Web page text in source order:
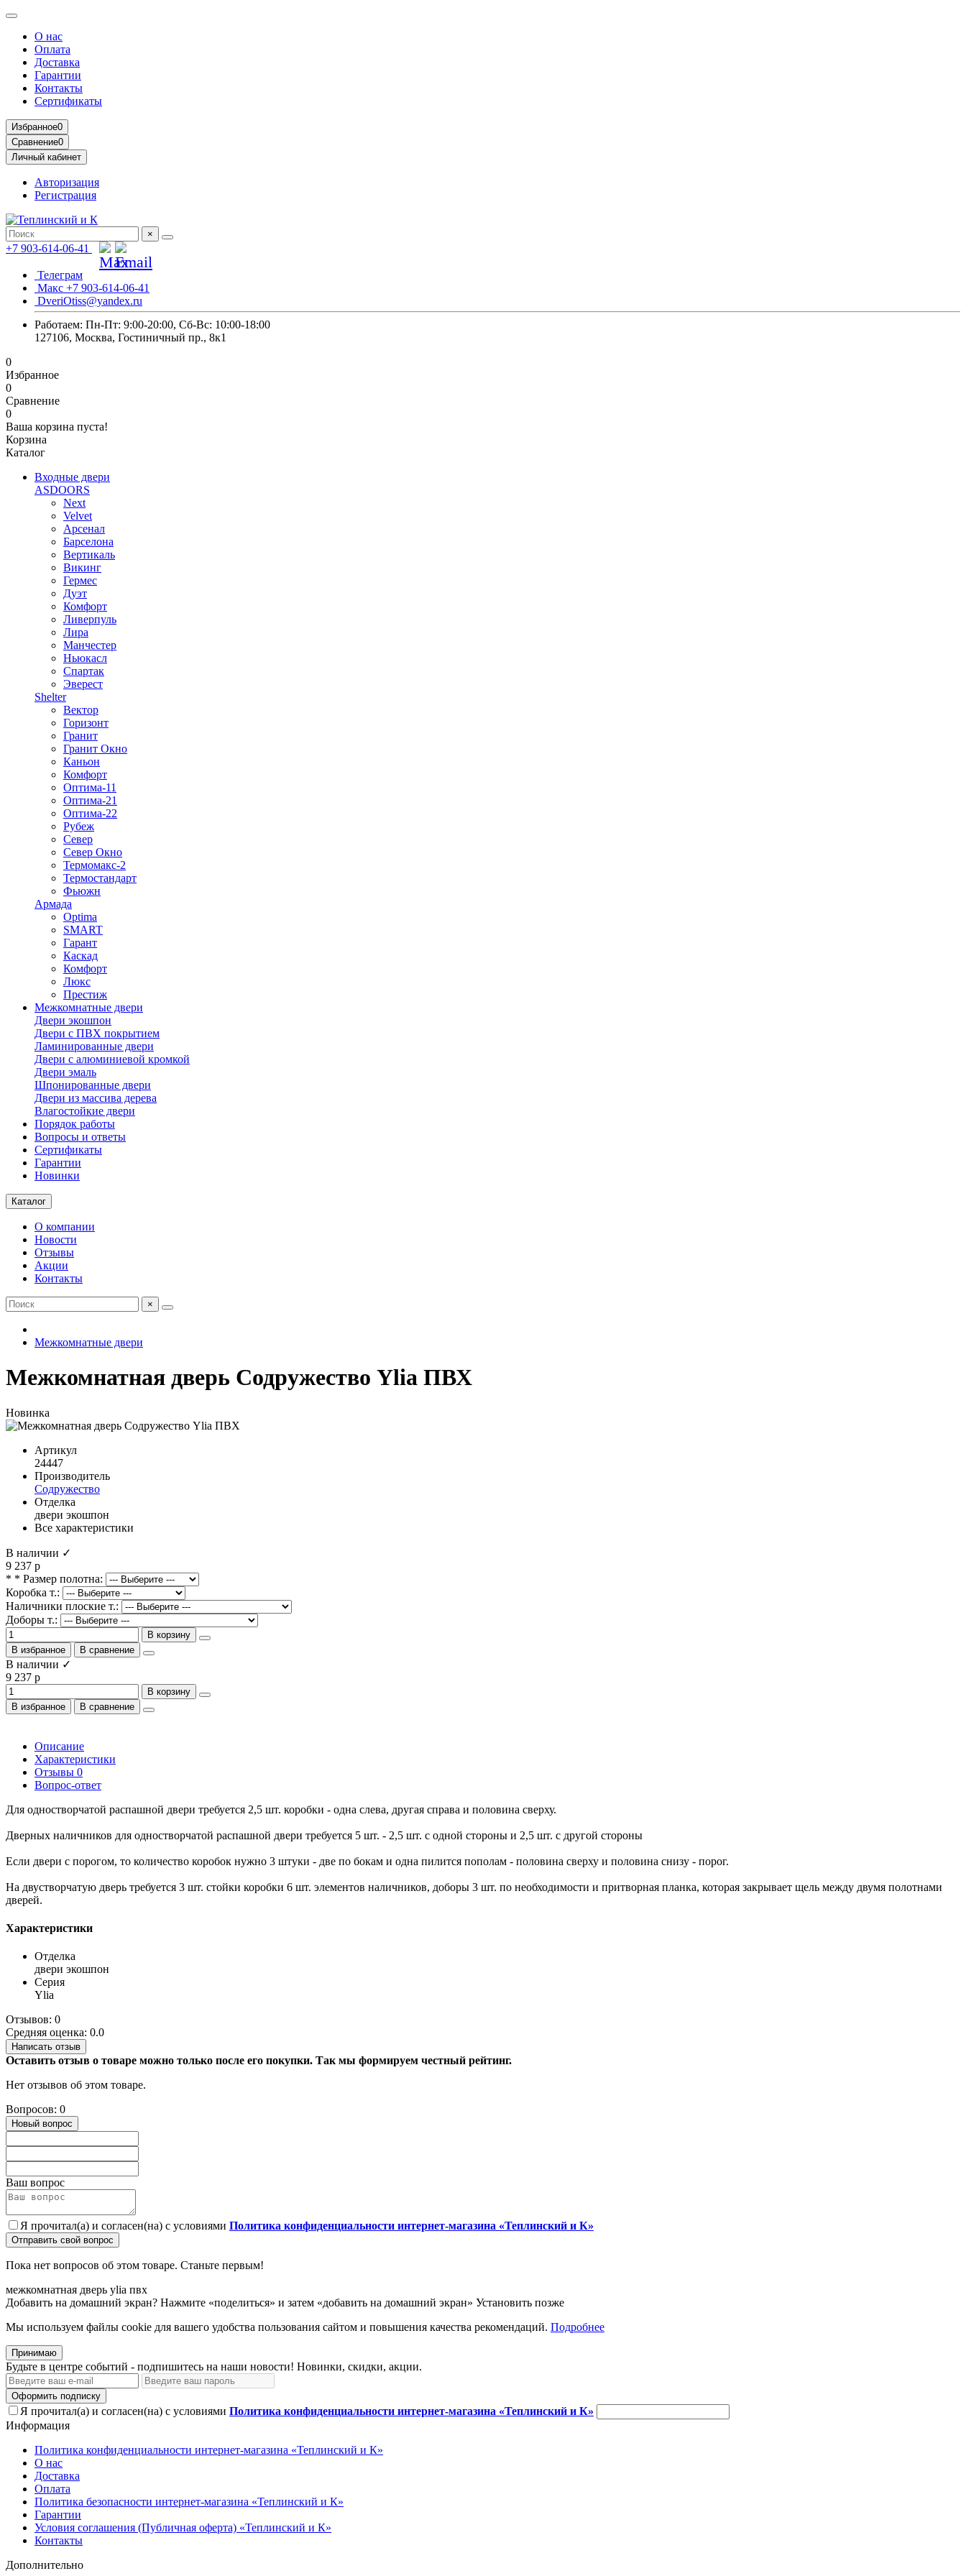
О нас
Оплата
Доставка
Гарантии
Контакты
Сертификаты
Избранное0
Сравнение0
Личный кабинет
Авторизация
Регистрация
×
+7 903-614-06-41
Телеграм
Макс +7 903-614-06-41
DveriOtiss@yandex.ru
Работаем: Пн-Пт: 9:00-20:00, Сб-Вс: 10:00-18:00
127106, Москва, Гостиничный пр., 8к1
0
Избранное
0
Сравнение
0
Ваша корзина пуста!
Корзина
Каталог
Входные двери
ASDOORS
Next
Velvet
Арсенал
Барселона
Вертикаль
Викинг
Гермес
Дуэт
Комфорт
Ливерпуль
Лира
Манчестер
Ньюкасл
Спартак
Эверест
Shelter
Вектор
Горизонт
Гранит
Гранит Окно
Каньон
Комфорт
Оптима-11
Оптима-21
Оптима-22
Рубеж
Север
Север Окно
Термомакс-2
Термостандарт
Фьюжн
Армада
Optima
SMART
Гарант
Каскад
Комфорт
Люкс
Престиж
Межкомнатные двери
Двери экошпон
Двери с ПВХ покрытием
Ламинированные двери
Двери с алюминиевой кромкой
Двери эмаль
Шпонированные двери
Двери из массива дерева
Влагостойкие двери
Порядок работы
Вопросы и ответы
Сертификаты
Гарантии
Новинки
Каталог
О компании
Новости
Отзывы
Акции
Контакты
×
Межкомнатные двери
Межкомнатная дверь Содружество Ylia ПВХ
Новинка
Артикул
24447
Производитель
Содружество
Отделка
двери экошпон
Все характеристики
В наличии ✓
9 237 р
* * Размер полотна:
Коробка т.:
Наличники плоские т.:
Доборы т.:
В корзину
В избранное
В сравнение
В наличии ✓
9 237 р
В корзину
В избранное
В сравнение
Описание
Характеристики
Отзывы 0
Вопрос-ответ
Для одностворчатой распашной двери требуется 2,5 шт. коробки - одна слева, другая справа и половина сверху.
Дверных наличников для одностворчатой распашной двери требуется 5 шт. - 2,5 шт. с одной стороны и 2,5 шт. с другой стороны
Если двери с порогом, то количество коробок нужно 3 штуки - две по бокам и одна пилится пополам - половина сверху и половина снизу - порог.
На двустворчатую дверь требуется 3 шт. стойки коробки 6 шт. элементов наличников, доборы 3 шт. по необходимости и притворная планка, которая закрывает щель между двумя полотнами
дверей.
Характеристики
Отделка
двери экошпон
Серия
Ylia
Отзывов: 0
Средняя оценка: 0.0
Написать отзыв
Оставить отзыв о товаре можно только после его покупки. Так мы формируем честный рейтинг.
Нет отзывов об этом товаре.
Вопросов: 0
Новый вопрос
Ваш вопрос
Я прочитал(а) и согласен(на) с условиями Политика конфиденциальности интернет-магазина «Теплинский и К»
Отправить свой вопрос
Пока нет вопросов об этом товаре. Станьте первым!
межкомнатная дверь ylia пвх
Добавить на домашний экран? Нажмите «поделиться» и затем «добавить на домашний экран» Установить позже
Мы используем файлы cookie для вашего удобства пользования сайтом и повышения качества рекомендаций. Подробнее
Принимаю
Будьте в центре событий - подпишитесь на наши новости! Новинки, скидки, акции.
Оформить подписку
Я прочитал(а) и согласен(на) с условиями Политика конфиденциальности интернет-магазина «Теплинский и К»
Информация
Политика конфиденциальности интернет-магазина «Теплинский и К»
О нас
Доставка
Оплата
Политика безопасности интернет-магазина «Теплинский и К»
Гарантии
Условия соглашения (Публичная оферта) «Теплинский и К»
Контакты
Дополнительно